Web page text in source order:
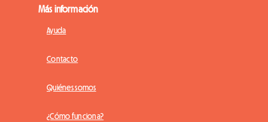
Más información
Ayuda
Contacto
Quiénes somos
¿Cómo funciona?